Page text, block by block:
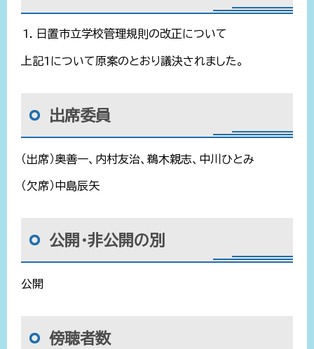
日置市立学校管理規則の改正について
上記1について原案のとおり議決されました。
出席委員
（出席）奥善一、内村友治、鵜木親志、中川ひとみ
（欠席）中島辰矢
公開・非公開の別
公開
傍聴者数